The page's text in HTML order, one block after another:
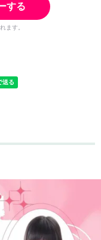
する
ます。